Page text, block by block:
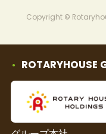
Copyright ©
ROTARYHOUSE